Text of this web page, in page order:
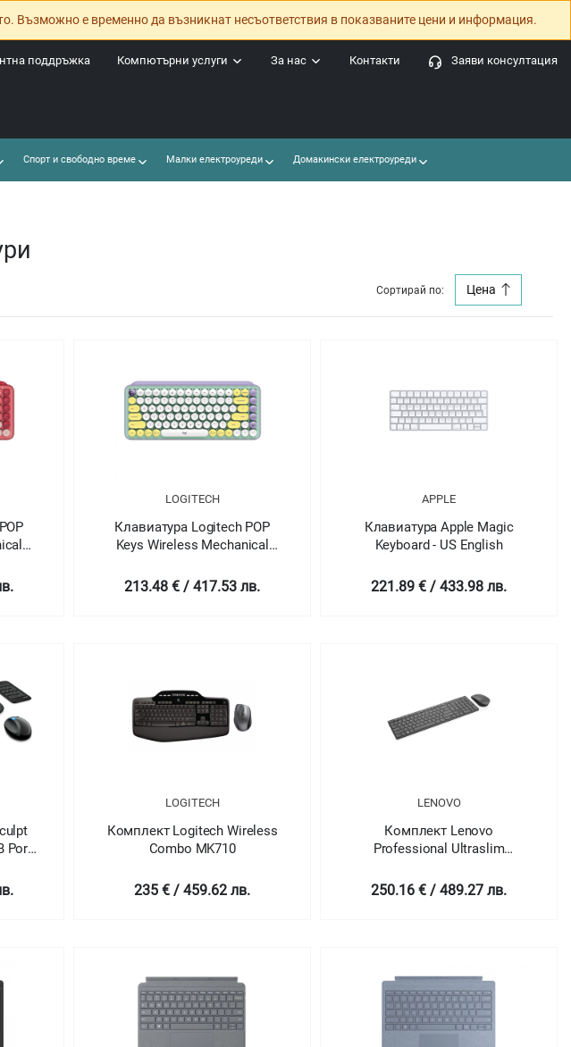
Възможно е временно да възникнат несъответствия в показваните цени и информация.
Заяви консултация
Контакти
За нас
Компютърни услуги
поддръжка
Спорт и свободно време Малки електроуреди Домакински електроуреди
Сортирай по: Цена
US
LOGITECH
Клавиатура Logitech POP
Keys Wireless Mechanical
DAYDREAM_MINT - US INT'L -
213.48 € / 417.53 лв.
APPLE
Клавиатура Apple Magic
Keyboard - US English
221.89 € / 433.98 лв.
Port
LOGITECH
Комплект Logitech Wireless
Combo MK710
235 € / 459.62 лв.
LENOVO
Комплект Lenovo
Professional Ultraslim
Mouse- UK English
250.16 € / 489.27 лв.